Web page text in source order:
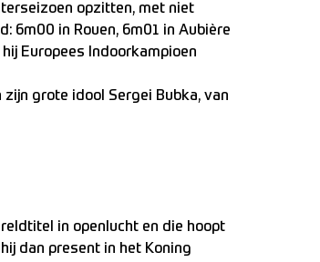
opzitten, met niet
6m00 in Rouen, 6m01 in Aubière
Europees Indoorkampioen
grote idool Sergei Bubka, van
in openlucht en die hoopt
dan present in het Koning